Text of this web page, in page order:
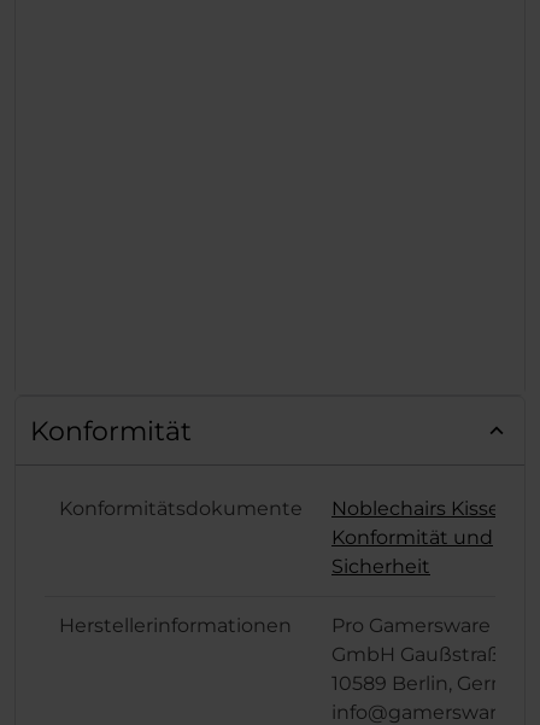
Konformität
Konformitätsdokumente
Noblechairs Kissen
Konformität und
Sicherheit
Herstellerinformationen
Pro Gamersware
GmbH Gaußstraße 1,
10589 Berlin,